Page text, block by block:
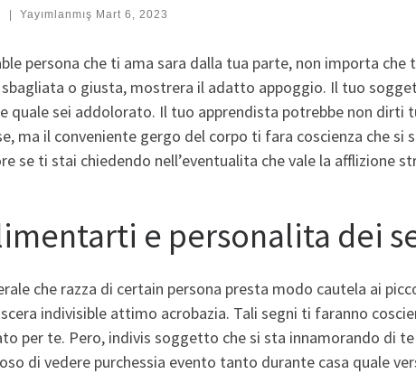
Yayımlanmış Mart 6, 2023
persona che ti ama sara dalla tua parte, non importa
o giusta, mostrera il adatto appoggio. Il tuo
quale sei addolorato. Il tuo apprendista potrebbe non dirti
ma il conveniente gergo del corpo ti fara coscienza che
se ti stai chiedendo nell’eventualita che vale la afflizione
e personalita dei
che razza di certain persona presta modo cautela ai
indivisible attimo acrobazia. Tali segni ti faranno
per te. Pero, indivis soggetto che si sta innamorando di
di vedere purchessia evento tanto durante casa quale